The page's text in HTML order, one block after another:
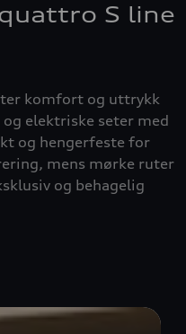
S line
komfort og uttrykk
elektriske seter med
og hengerfeste for
mens mørke ruter
og behagelig